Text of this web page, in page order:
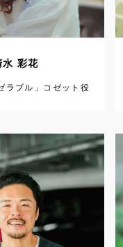
水 彩花
ラブル」コゼット役